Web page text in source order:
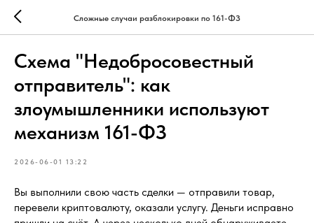
Сложные случаи разблокировки по 161-ФЗ
Схема "Недобросовестный
отправитель": как
злоумышленники используют
механизм 161-ФЗ
2026-06-01 13:22
Вы выполнили свою часть сделки — отправили товар,
перевели криптовалюту, оказали услугу. Деньги исправно